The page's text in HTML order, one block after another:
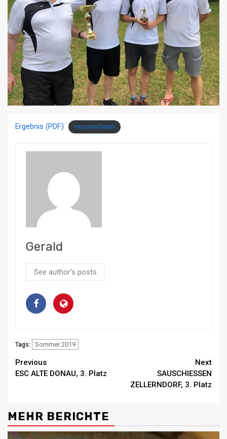
Ergebnis (PDF) Herunterladen
Gerald
See author's posts
Tags: Sommer 2019
Continue
Reading
Previous
ESC ALTE DONAU, 3. Platz
Next
SAUSCHIESSEN
ZELLERNDORF, 3. Platz
MEHR BERICHTE